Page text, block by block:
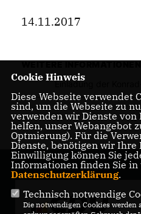
14.11.2017
Einladung der
Cookie Hinweis
Diese Webseite verwendet
sind, um die Webseite zu
verwenden wir Dienste
helfen, unser Webangebot
Optmierung). Für die
Dienste, benötigen wir
Einwilligung können Sie
Informationen finden Sie in
Datenschutzerklärung.
Technisch notwendige
Die notwendigen Cookies werden